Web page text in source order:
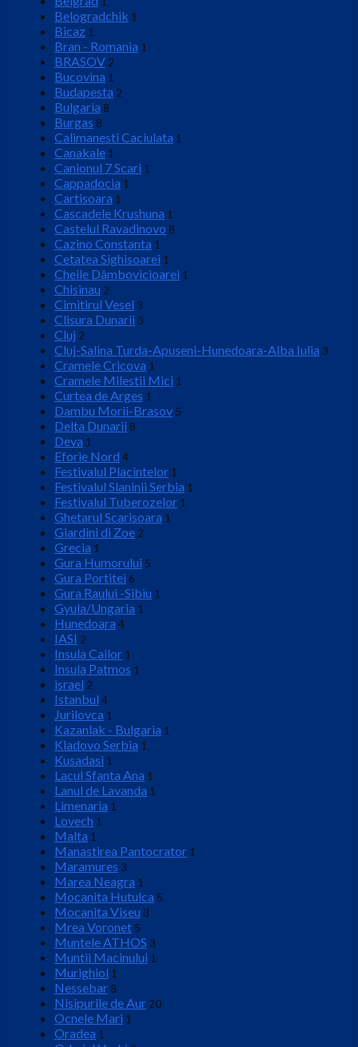
Belogradchik 1
Bicaz 1
Bran - Romania 1
BRASOV 2
Bucovina 1
Budapesta 2
Bulgaria 8
Burgas 8
Calimanesti Caciulata 1
Canakale 1
Canionul 7 Scari 1
Cappadocia 1
Cartisoara 1
Cascadele Krushuna 1
Castelul Ravadinovo 8
Cazino Constanta 1
Cetatea Sighisoarei 1
Cheile Dâmbovicioarei 1
Chisinau 2
Cimitirul Vesel 3
Clisura Dunarii 3
Cluj 2
Cluj-Salina Turda-Apuseni-Hunedoara-Alba Iulia 3
Cramele Cricova 1
Cramele Milestii Mici 1
Curtea de Arges 1
Dambu Morii-Brasov 5
Delta Dunarii 8
Deva 1
Eforie Nord 4
Festivalul Placintelor 1
Festivalul Slaninii Serbia 1
Festivalul Tuberozelor 1
Ghetarul Scarisoara 1
Giardini di Zoe 2
Grecia 1
Gura Humorului 5
Gura Portitei 6
Gura Raului -Sibiu 1
Gyula/Ungaria 1
Hunedoara 4
IASI 2
Insula Cailor 1
Insula Patmos 1
israel 2
Istanbul 4
Jurilovca 1
Kazanlak - Bulgaria 1
Kladovo Serbia 1
Kusadasi 1
Lacul Sfanta Ana 1
Lanul de Lavanda 1
Limenaria 1
Lovech 1
Malta 1
Manastirea Pantocrator 1
Maramures 3
Marea Neagra 1
Mocanita Hutulca 5
Mocanita Viseu 3
Mrea Voronet 5
Muntele ATHOS 3
Muntii Macinului 1
Murighiol 1
Nessebar 8
Nisipurile de Aur 20
Ocnele Mari 1
Oradea 1